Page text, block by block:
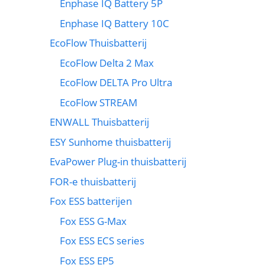
Enphase IQ Battery 5P
Enphase IQ Battery 10C
EcoFlow Thuisbatterij
EcoFlow Delta 2 Max
EcoFlow DELTA Pro Ultra
EcoFlow STREAM
ENWALL Thuisbatterij
ESY Sunhome thuisbatterij
EvaPower Plug-in thuisbatterij
FOR-e thuisbatterij
Fox ESS batterijen
Fox ESS G-Max
Fox ESS ECS series
Fox ESS EP5